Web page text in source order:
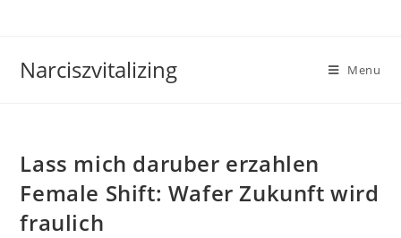
Narciszvitalizing Menu
Lass mich daruber erzahlen
Female Shift: Wafer Zukunft wird
fraulich